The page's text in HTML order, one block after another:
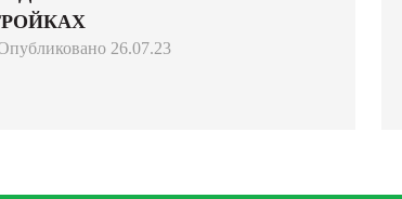
26.07.23